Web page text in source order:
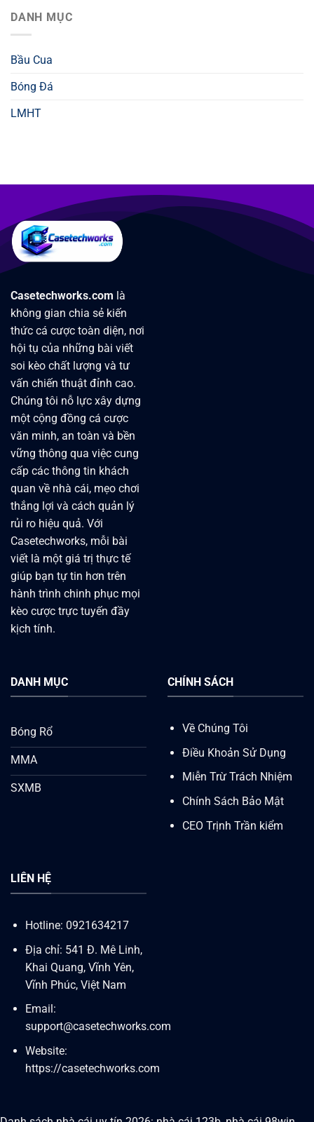
DANH MỤC
Bầu Cua
Bóng Đá
LMHT
Casetechworks.com là
không gian chia sẻ kiến
thức cá cược toàn diện, nơi
hội tụ của những bài viết
soi kèo chất lượng và tư
vấn chiến thuật đỉnh cao.
Chúng tôi nỗ lực xây dựng
một cộng đồng cá cược
văn minh, an toàn và bền
vững thông qua việc cung
cấp các thông tin khách
quan về nhà cái, mẹo chơi
thắng lợi và cách quản lý
rủi ro hiệu quả. Với
Casetechworks, mỗi bài
viết là một giá trị thực tế
giúp bạn tự tin hơn trên
hành trình chinh phục mọi
kèo cược trực tuyến đầy
kịch tính.
DANH MỤC
Bóng Rổ
MMA
SXMB
CHÍNH SÁCH
Về Chúng Tôi
Điều Khoản Sử Dụng
Miễn Trừ Trách Nhiệm
Chính Sách Bảo Mật
CEO Trịnh Trần kiểm
LIÊN HỆ
Hotline: 0921634217
Địa chỉ: 541 Đ. Mê Linh,
Khai Quang, Vĩnh Yên,
Vĩnh Phúc, Việt Nam
Email:
support@casetechworks.com
Website:
https://casetechworks.com